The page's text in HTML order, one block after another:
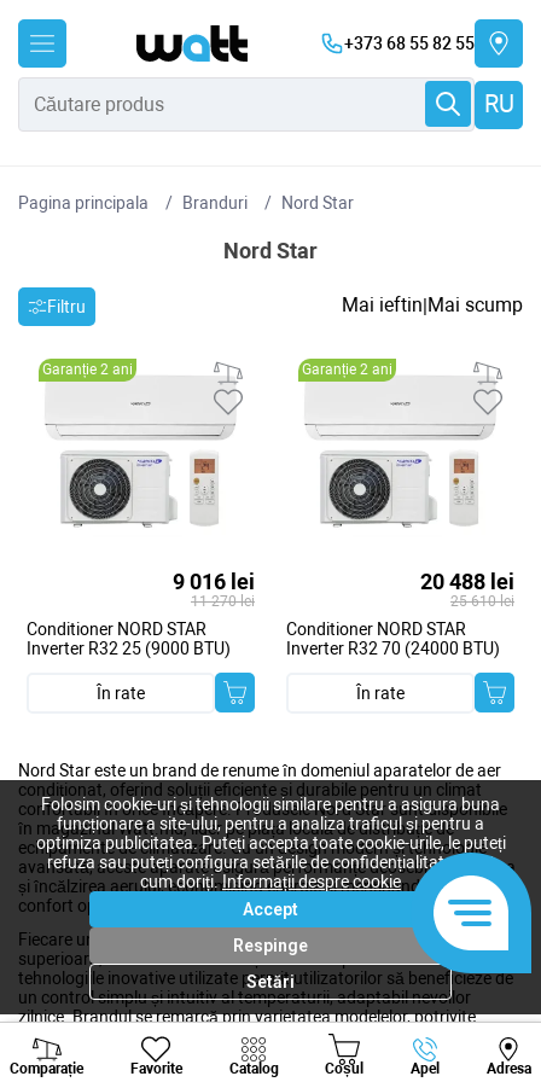
+373 68 55 82 55
RU
Pagina principala Branduri Nord Star
Nord Star
Filtru Mai ieftin|Mai scump
Garanție 2 ani
9 016 lei
11 270 lei
Conditioner NORD STAR
Inverter R32 25 (9000 BTU)
În rate
Garanție 2 ani
20 488 lei
25 610 lei
Conditioner NORD STAR
Inverter R32 70 (24000 BTU)
În rate
Nord Star este un brand de renume în domeniul aparatelor de aer
condiționat, oferind soluții eficiente și durabile pentru un climat
confortabil în orice încăpere. Produsele Nord Star sunt disponibile
în magazinul Watt.md, lider pe piața locală de distribuție de
echipamente de climatizare. Cu un design modern și tehnologie
avansată, aceste aparate asigură performanțe deosebite în răcirea
și încălzirea aerului, economisind energie și menținând un nivel de
confort optim.
Fiecare unitate Nord Star este construită cu componente de calitate
superioară, oferind durabilitate și fiabilitate pe termen lung. În plus,
tehnologiile inovative utilizate permit utilizatorilor să beneficieze de
un control simplu și intuitiv al temperaturii, adaptabil nevoilor
zilnice. Brandul se remarcă prin varietatea modelelor, potrivite
pentru atât locuințe, cât și spații comerciale, toate având eficiență
energetică ridicată și respectând cele mai recente standarde
ecologice.
Comparație Favorite Catalog Coșul Apel Adresa
Viber Whatsapp
Folosim cookie-uri și tehnologii similare pentru a asigura buna
funcționare a site-ului, pentru a analiza traficul și pentru a
optimiza publicitatea. Puteți accepta toate cookie-urile, le puteți
refuza sau puteți configura setările de confidențialitate după
cum doriți.Informații despre cookie
Accept
Respinge
Setări